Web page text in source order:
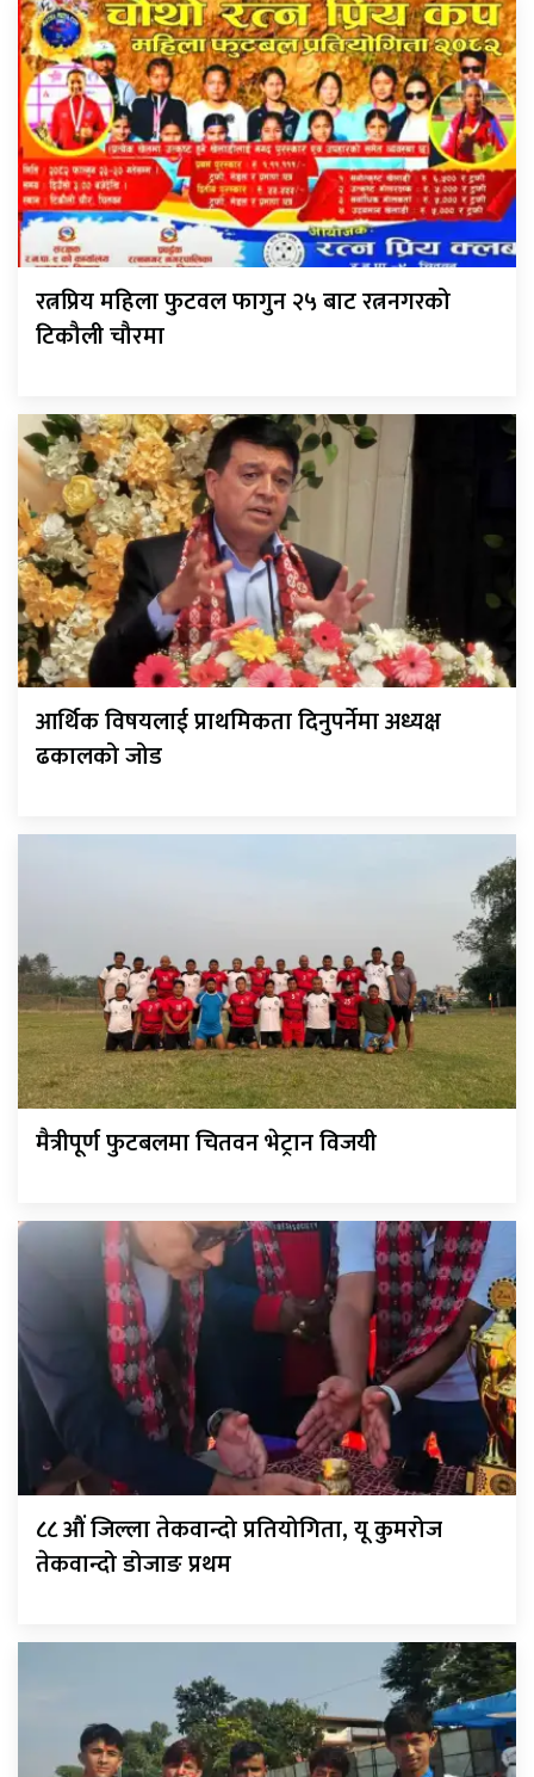
रत्नप्रिय महिला फुटवल फागुन २५ बाट रत्ननगरको
टिकौली चौरमा
आर्थिक विषयलाई प्राथमिकता दिनुपर्नेमा अध्यक्ष
ढकालको जोड
मैत्रीपूर्ण फुटबलमा चितवन भेट्रान विजयी
८८ औं जिल्ला तेकवान्दो प्रतियोगिता, यू कुमरोज
तेकवान्दो डोजाङ प्रथम